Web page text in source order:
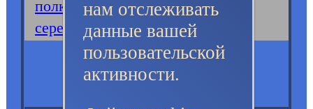
нам отслеживать
данные вашей
пользовательской
активности.